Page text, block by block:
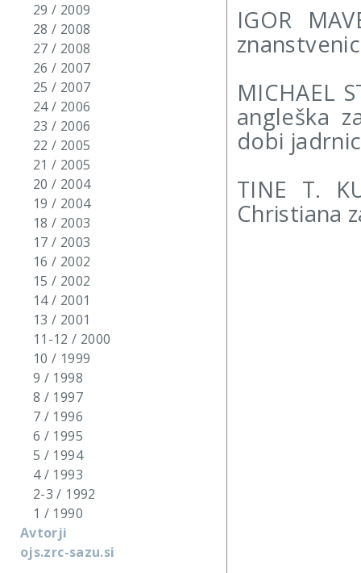
29 / 2009
28 / 2008
27 / 2008
26 / 2007
25 / 2007
24 / 2006
23 / 2006
22 / 2005
21 / 2005
20 / 2004
19 / 2004
18 / 2003
17 / 2003
16 / 2002
15 / 2002
14 / 2001
13 / 2001
11-12 / 2000
10 / 1999
9 / 1998
8 / 1997
7 / 1996
6 / 1995
5 / 1994
4 / 1993
2-3 / 1992
1 / 1990
Avtorji
ojs.zrc-sazu.si
IGOR
MICHAEL
angleška
dobi jadrnic
TINE T.
Christiana